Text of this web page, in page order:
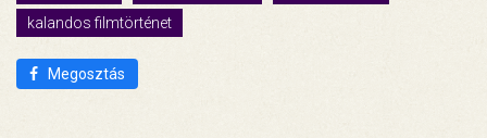
kalandos filmtörténet
Megosztás